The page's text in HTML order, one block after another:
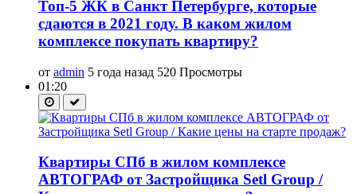
Топ-5 ЖК в Санкт Петербурге, которые
сдаются в 2021 году. В каком жилом
комплексе покупать квартиру?
от admin 5 года назад 520 Просмотры
01:20
Квартиры СПб в жилом комплексе
АВТОГРАФ от Застройщика Setl Group /